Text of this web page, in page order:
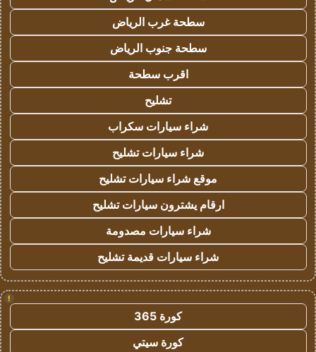
سطحة غرب الرياض
سطحة جنوب الرياض
اقرب سطحة
تشليح
شراء سيارات سكراب
شراء سيارات تشليح
موقع شراء سيارات تشليح
ارقام يشترون سيارات تشليح
شراء سيارات مصدومة
شراء سيارات قديمة تشليح
!
كورة 365
كورة سيتي